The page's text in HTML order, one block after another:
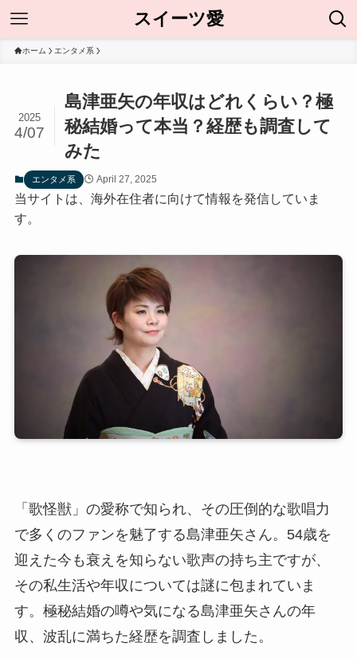
スイーツ愛
ホーム エンタメ系
島津亜矢の年収はどれくらい？極
秘結婚って本当？経歴も調査して
みた
2025
4/07
エンタメ系 April 27, 2025
当サイトは、海外在住者に向けて情報を発信していま
す。
「歌怪獣」の愛称で知られ、その圧倒的な歌唱力
で多くのファンを魅了する島津亜矢さん。54歳を
迎えた今も衰えを知らない歌声の持ち主ですが、
その私生活や年収については謎に包まれていま
す。極秘結婚の噂や気になる島津亜矢さんの年
収、波乱に満ちた経歴を調査しました。